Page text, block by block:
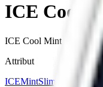
ICE Cool
ICE Cool Mint 11,55 mg
Attribut
ICEMintSlim Torr